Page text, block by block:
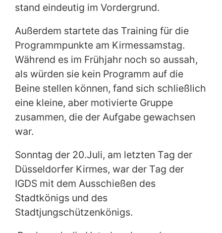
stand eindeutig im Vordergrund.
Außerdem startete das Training für die
Programmpunkte am Kirmessamstag.
Während es im Frühjahr noch so aussah,
als würden sie kein Programm auf die
Beine stellen können, fand sich schließlich
eine kleine, aber motivierte Gruppe
zusammen, die der Aufgabe gewachsen
war.
Sonntag der 20.Juli, am letzten Tag der
Düsseldorfer Kirmes, war der Tag der
IGDS mit dem Ausschießen des
Stadtkönigs und des
Stadtjungschützenkönigs.